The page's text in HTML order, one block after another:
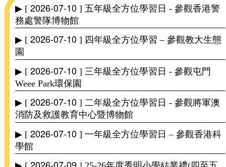
▶ [2026-07-10 ] 五年級全方位學習日 - 參觀香港警
務處警隊博物館
▶ [2026-07-10 ] 四年級全方位學習 – 參觀教大生態
園
▶ [2026-07-10 ] 三年級全方位學習日 - 參觀屯門
Weee Park環保園
▶ [2026-07-10 ] 二年級全方位學習日 - 參觀將軍澳
消防及救護教育中心暨博物館
▶ [2026-07-10 ] 一年級全方位學習日 – 參觀香港科
學館